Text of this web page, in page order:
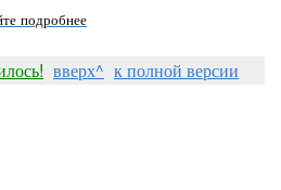
подробнее
вверх^ к полной версии